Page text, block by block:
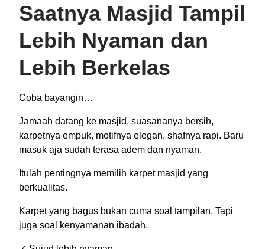
Saatnya Masjid Tampil
Lebih Nyaman dan
Lebih Berkelas
Coba bayangin…
Jamaah datang ke masjid, suasananya bersih,
karpetnya empuk, motifnya elegan, shafnya rapi. Baru
masuk aja sudah terasa adem dan nyaman.
Itulah pentingnya memilih karpet masjid yang
berkualitas.
Karpet yang bagus bukan cuma soal tampilan. Tapi
juga soal kenyamanan ibadah.